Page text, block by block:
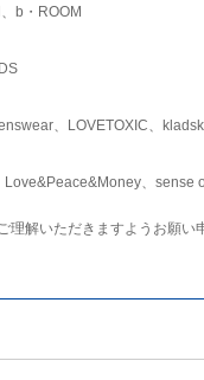
b・ROOM
、LOVETOXIC、
、sense
解いただきますようお願い